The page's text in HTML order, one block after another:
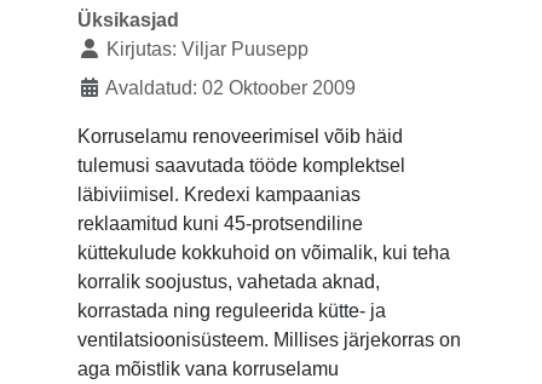
Üksikasjad
Kirjutas: Viljar Puusepp
Avaldatud: 02 Oktoober 2009
Korruselamu renoveerimisel võib häid
tulemusi saavutada tööde komplektsel
läbiviimisel. Kredexi kampaanias
reklaamitud kuni 45-protsendiline
küttekulude kokkuhoid on võimalik, kui teha
korralik soojustus, vahetada aknad,
korrastada ning reguleerida kütte- ja
ventilatsioonisüsteem. Millises järjekorras on
aga mõistlik vana korruselamu